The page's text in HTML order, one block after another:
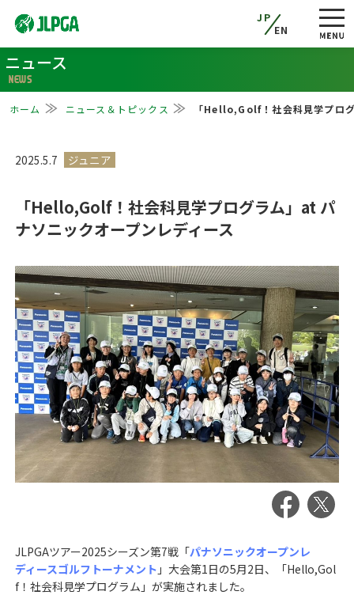
JP
EN
ニュース
NEWS
ホーム ニュース＆トピックス 「Hello,Golf！社会科見学プロ
2025.5.7
「Hello,Golf！社会科見学プログラム」at パ
ナソニックオープンレディース
JLPGAツアー2025シーズン第7戦「パナソニックオープンレ
ディースゴルフトーナメント 」大会第1日の5月2日、「Hello,Gol
f！社会科見学プログラム」が実施されました。